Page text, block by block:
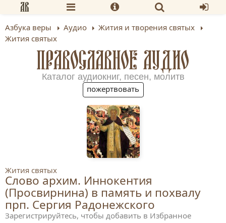
Азбука веры Аудио
Жития и творения святых
Жития святых
ПРАВОСЛАВНОЕ АУДИО
Каталог аудиокниг, песен, молитв
пожертвовать
Жития святых
Слово архим. Иннокентия
(Просвирнина) в память и похвалу
прп. Сергия Радонежского
Зарегистрируйтесь, чтобы добавить в Избранное